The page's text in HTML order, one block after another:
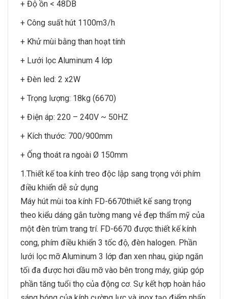
+ Độ ồn < 48DB
+ Công suất hút 1100m3/h
+ Khử mùi bằng than hoạt tính
+ Lưới lọc Aluminum 4 lớp
+ Đèn led: 2 x2W
+ Trọng lượng: 18kg (6670)
+ Điện áp: 220 – 240V ~ 50HZ
+ Kích thước: 700/900mm
+ Ống thoát ra ngoài Ø 150mm
1.Thiết kế toa kính treo độc lập sang trọng với phím
điều khiển dễ sử dụng
Máy hút mùi toa kính FD-6670thiết kế sang trọng
theo kiểu dáng gắn tường mang vẻ đẹp thẩm mỹ của
một đèn trùm trang trí. FD-6670 được thiết kế kính
cong, phím điều khiển 3 tốc độ, đèn halogen. Phần
lưới lọc mỡ Aluminum 3 lớp đan xen nhau, giúp ngăn
tối đa được hơi dầu mỡ vào bên trong máy, giúp góp
phần tăng tuổi thọ của động cơ. Sự kết hợp hoàn hảo